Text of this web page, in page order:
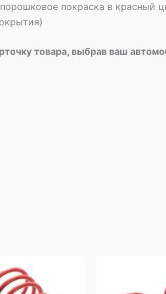
покраска в красный
товара, выбрав ваш